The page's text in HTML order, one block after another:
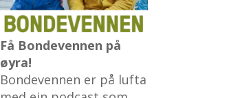
Få Bondevennen på
øyra!
Bondevennen er på lufta